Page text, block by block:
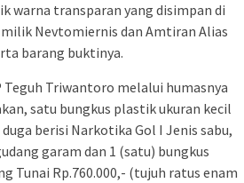
warna transparan yang disimpan di
Nevtomiernis dan Amtiran Alias
barang buktinya.
Teguh Triwantoro melalui humasnya
satu bungkus plastik ukuran kecil
berisi Narkotika Gol I Jenis sabu,
garam dan 1 (satu) bungkus
Tunai Rp.760.000,- (tujuh ratus enam